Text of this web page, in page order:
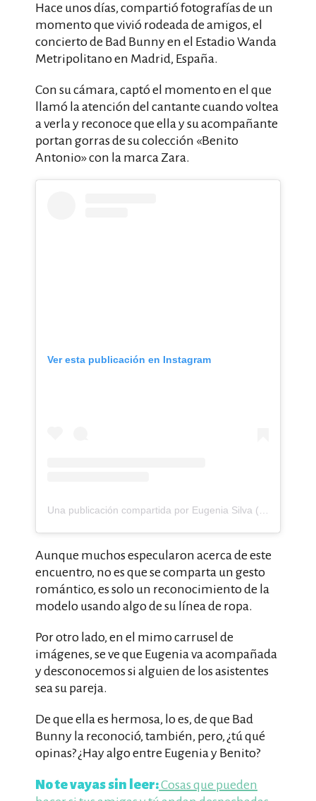
Hace unos días, compartió fotografías de un
momento que vivió rodeada de amigos, el
concierto de Bad Bunny en el Estadio Wanda
Metripolitano en Madrid, España.
Con su cámara, captó el momento en el que
llamó la atención del cantante cuando voltea
a verla y reconoce que ella y su acompañante
portan gorras de su colección «Benito
Antonio» con la marca Zara.
Ver esta publicación en Instagram
Una publicación compartida por Eugenia Silva (@eusilva)
Aunque muchos especularon acerca de este
encuentro, no es que se comparta un gesto
romántico, es solo un reconocimiento de la
modelo usando algo de su línea de ropa.
Por otro lado, en el mimo carrusel de
imágenes, se ve que Eugenia va acompañada
y desconocemos si alguien de los asistentes
sea su pareja.
De que ella es hermosa, lo es, de que Bad
Bunny la reconoció, también, pero, ¿tú qué
opinas? ¿Hay algo entre Eugenia y Benito?
No te vayas sin leer:Cosas que pueden